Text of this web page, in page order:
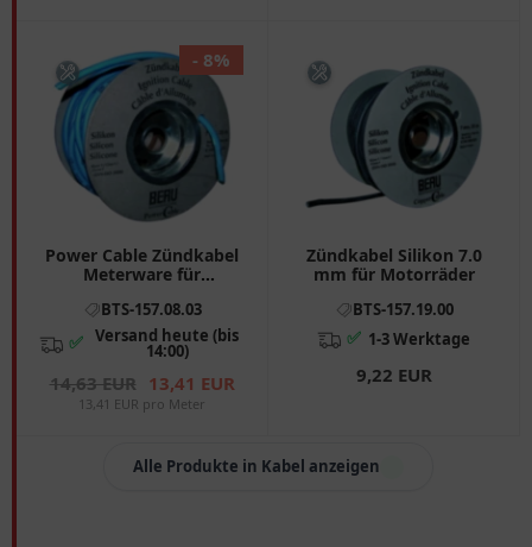
Power Cable Zündkabel
Meterware für
BTS-157.08.03
✅ Versand heute (bis
14:00)
14,63 EUR 13,41 EUR
- 8%
13,41 EUR pro Meter
Zündkabel Silikon 7.0
mm für Motorräder
BTS-157.19.00
✅ 1-3 Werktage
9,22 EUR
Alle Produkte in Kabel anzeigen